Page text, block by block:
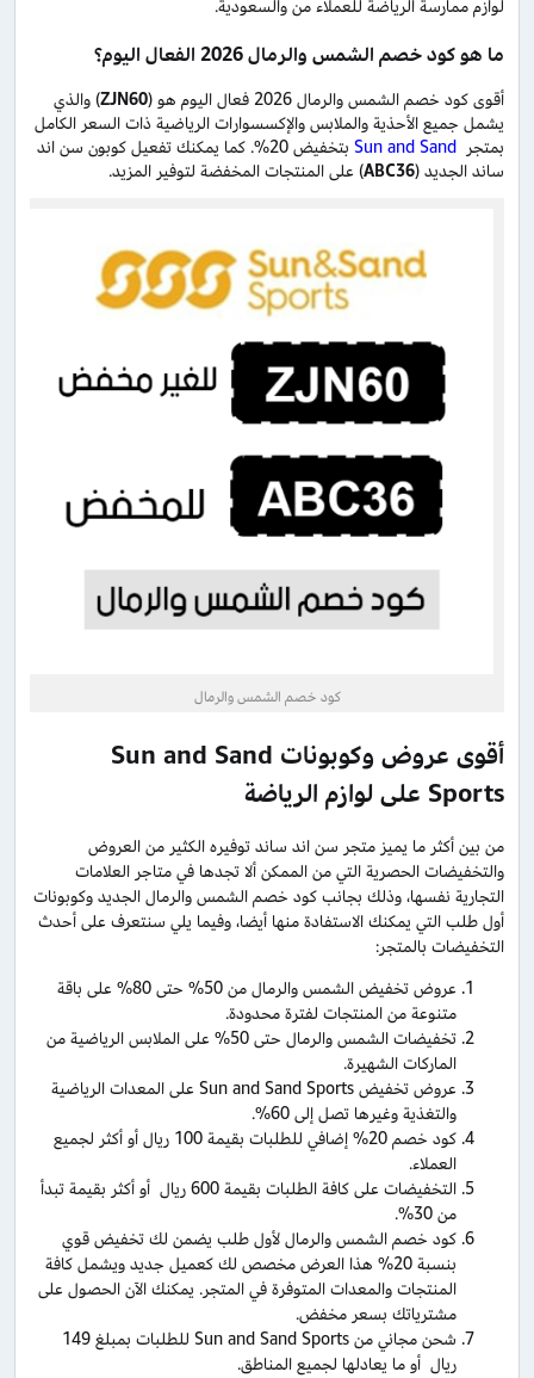
لوازم ممارسة الرياضة للعملاء من والسعودية.
ما هو كود خصم الشمس والرمال 2026 الفعال اليوم؟
أقوى كود خصم الشمس والرمال 2026 فعال اليوم هو ( ZJN60) والذي
يشمل جميع الأحذية والملابس والإكسسوارات الرياضية ذات السعر الكامل
بمتجر
بتخفيض 20%. كما يمكنك تفعيل كوبون سن اند
ساند الجديد (ABC36) على المنتجات المخفضة لتوفير المزيد.
كود خصم الشمس والرمال
أقوى عروض وكوبونات Sun and Sand
Sports على لوازم الرياضة
من بين أكثر ما يميز متجر سن اند ساند توفيره الكثير من العروض
والتخفيضات الحصرية التي من الممكن ألا تجدها في متاجر العلامات
التجارية نفسها، وذلك بجانب كود خصم الشمس والرمال الجديد وكوبونات
أول طلب التي يمكنك الاستفادة منها أيضا، وفيما يلي سنتعرف على أحدث
التخفيضات بالمتجر:
عروض تخفيض الشمس والرمال من 50% حتى 80% على باقة
متنوعة من المنتجات لفترة محدودة.
تخفيضات الشمس والرمال حتى 50% على الملابس الرياضية من
الماركات الشهيرة.
عروض تخفيض Sun and Sand Sports على المعدات الرياضية
والتغذية وغيرها تصل إلى 60%.
كود خصم 20% إضافي للطلبات بقيمة 100 ريال أو أكثر لجميع
العملاء.
التخفيضات على كافة الطلبات بقيمة 600 ريال أو أكثر بقيمة تبدأ
من 30%.
كود خصم الشمس والرمال لأول طلب يضمن لك تخفيض قوي
بنسبة 20% هذا العرض مخصص لك كعميل جديد ويشمل كافة
المنتجات والمعدات المتوفرة في المتجر. يمكنك الآن الحصول على
مشترياتك بسعر مخفض.
شحن مجاني من Sun and Sand Sports للطلبات بمبلغ 149
ريال أو ما يعادلها لجميع المناطق.